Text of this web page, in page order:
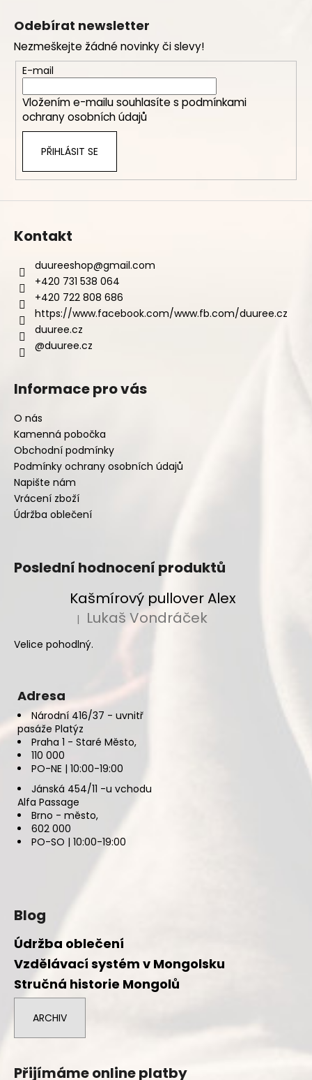
Odebírat newsletter
Nezmeškejte žádné novinky či slevy!
E-mail
Vložením e-mailu souhlasíte s podmínkami
ochrany osobních údajů
PŘIHLÁSIT SE
Kontakt
duureeshop@gmail.com
+420 731 538 064
+420 722 808 686
https://www.facebook.com/www.fb.com/duuree.cz
duuree.cz
@duuree.cz
Informace pro vás
O nás
Kamenná pobočka
Obchodní podmínky
Podmínky ochrany osobních údajů
Napište nám
Vrácení zboží
Údržba oblečení
Poslední hodnocení produktů
Kašmírový pullover Alex
Hodnocení produktu je 5 z 5 hvězdiček.
| Lukaš Vondráček
Velice pohodlný.
Adresa
Národní 416/37 - uvnitř
pasáže Platýz
Praha 1 - Staré Město,
110 000
PO-NE | 10:00-19:00
Jánská 454/11 -u vchodu
Alfa Passage
Brno - město,
602 000
PO-SO | 10:00-19:00
Blog
Údržba oblečení
Vzdělávací systém v Mongolsku
Stručná historie Mongolů
ARCHIV
Přijímáme online platby